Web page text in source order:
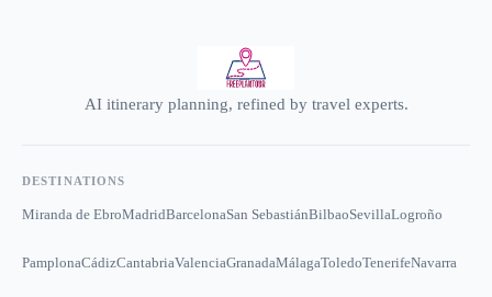
AI itinerary planning, refined by travel experts.
DESTINATIONS
Miranda de EbroMadridBarcelonaSan SebastiánBilbaoSevillaLogroño
PamplonaCádizCantabriaValenciaGranadaMálagaToledoTenerifeNavarra